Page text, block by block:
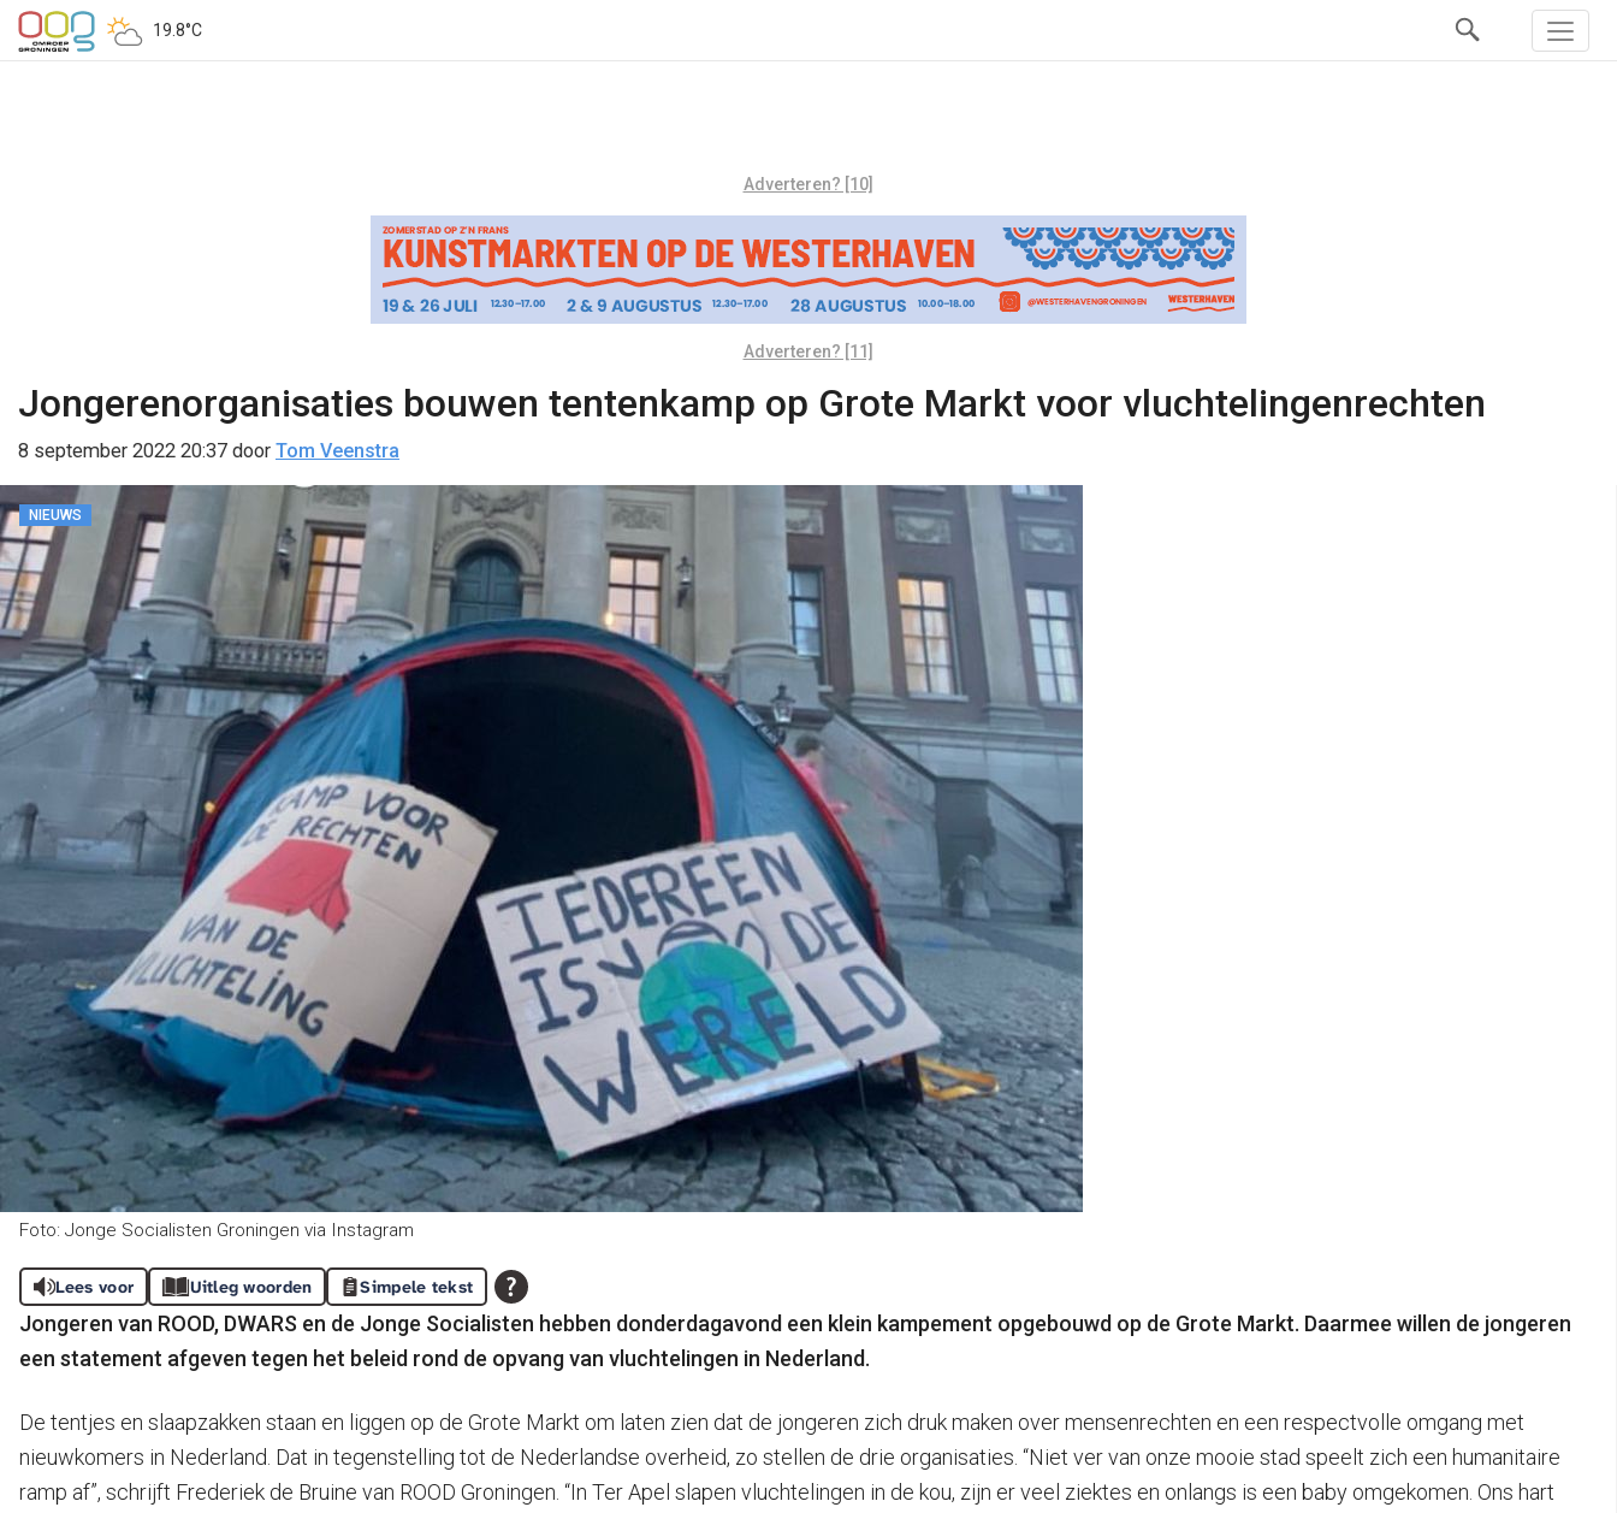
19.8°C
Adverteren? [10]
Adverteren? [11]
Jongerenorganisaties bouwen tentenkamp op Grote Markt voor vluchtelingenrechten
8 september 2022 20:37 door Tom Veenstra
NIEUWS
Foto: Jonge Socialisten Groningen via Instagram
Lees voor Uitleg woorden Simpele tekst
Jongeren van ROOD, DWARS en de Jonge Socialisten hebben donderdagavond een klein kampement opgebouwd op de Grote Markt. Daarmee willen de jongeren
een statement afgeven tegen het beleid rond de opvang van vluchtelingen in Nederland.
De tentjes en slaapzakken staan en liggen op de Grote Markt om laten zien dat de jongeren zich druk maken over mensenrechten en een respectvolle omgang met
nieuwkomers in Nederland. Dat in tegenstelling tot de Nederlandse overheid, zo stellen de drie organisaties. “Niet ver van onze mooie stad speelt zich een humanitaire
ramp af”, schrijft Frederiek de Bruine van ROOD Groningen. “In Ter Apel slapen vluchtelingen in de kou, zijn er veel ziektes en onlangs is een baby omgekomen. Ons hart